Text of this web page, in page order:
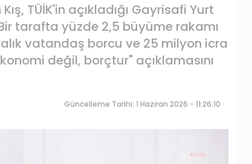
TÜİK'in açıkladığı Gayrisafi Yurt
tarafta yüzde 2,5 büyüme rakamı
vatandaş borcu ve 25 milyon icra
değil, borçtur" açıklamasını
Güncelleme Tarihi: 1 Haziran 2026 - 11:26:10